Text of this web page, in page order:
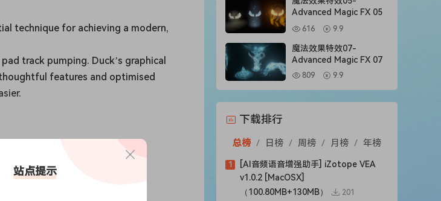
technique for achieving a modern,
track pumping. Duck’s graphical
features and optimised
Advanced Magic FX 05
616 9.9
魔法效果特效07-
Advanced Magic FX 07
809 9.9
下载排行
总榜 / 日榜 / 周榜 / 月榜 / 年榜
1
[AI音频语音增强助手] iZotope VEA
v1.0.2 [MacOSX]
（100.80MB+130MB）
201
站点提示